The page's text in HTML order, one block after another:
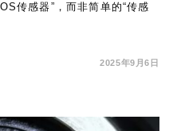
传感器”，而非简单的“传感
2025年9月6日